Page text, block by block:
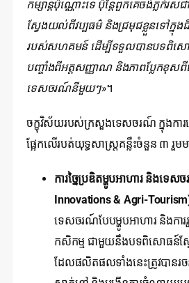
កម្សាន្តប៉ុណ្ណោះទេ ប៉ុន្តែពួកគេចង់ភ្លក់រស
ស្វែងយល់ពីវប្បធម៌ និងជ្រមុជខ្លួនទៅក្នុង
របស់សហគមន៍ ដើម្បីទទួលបានបទពិសោធ
បញ្ចាំងពីអត្តសញ្ញាណ និងភាពប្លែកខុស
ទេសចរណ៍នីមួយៗ»។
ចក្ខុវិស័យរបស់ក្រសួងទេសចរណ៍ ក្នុងការធ្វ
ផ្អែកលើរបត់យុទ្ធសាស្ត្រគន្លឹះចំនួន ៣ រួម
ការច្នៃប្រឌិតម្ហូបអាហារ និងទេ
Innovations & Agri-
ទេសចរណ៍បែបម្ហូបអាហារ និងការ
កសិកម្ម ជាមួយនឹងបទពិសោធន៍ស្
ដែលផលិតផលទាំងនេះត្រូវបានរច